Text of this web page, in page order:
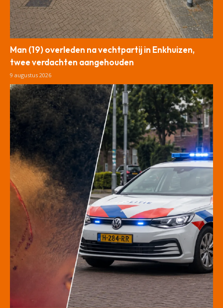
Man (19) overleden na vechtpartij in Enkhuizen,
twee verdachten aangehouden
9 augustus 2026